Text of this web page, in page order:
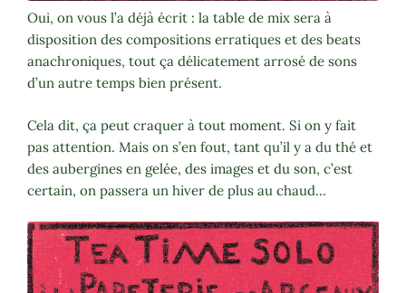
Oui, on vous l’a déjà écrit : la table de mix sera à
disposition des compositions erratiques et des beats
anachroniques, tout ça délicatement arrosé de sons
d’un autre temps bien présent.
Cela dit, ça peut craquer à tout moment. Si on y fait
pas attention. Mais on s’en fout, tant qu’il y a du thé et
des aubergines en gelée, des images et du son, c’est
certain, on passera un hiver de plus au chaud…